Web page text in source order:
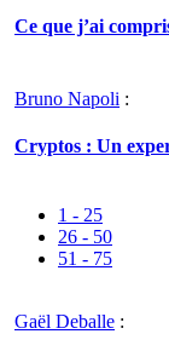
Ce que j’ai
Bruno Napoli :
Cryptos : Un
1 - 25
26 - 50
51 - 75
Gaël Deballe :